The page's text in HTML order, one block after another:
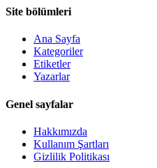
Site bölümleri
Ana Sayfa
Kategoriler
Etiketler
Yazarlar
Genel sayfalar
Hakkımızda
Kullanım Şartları
Gizlilik Politikası